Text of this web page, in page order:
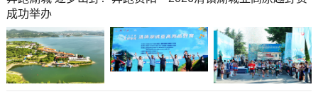
成功举办